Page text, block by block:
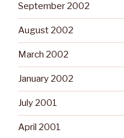
September 2002
August 2002
March 2002
January 2002
July 2001
April 2001